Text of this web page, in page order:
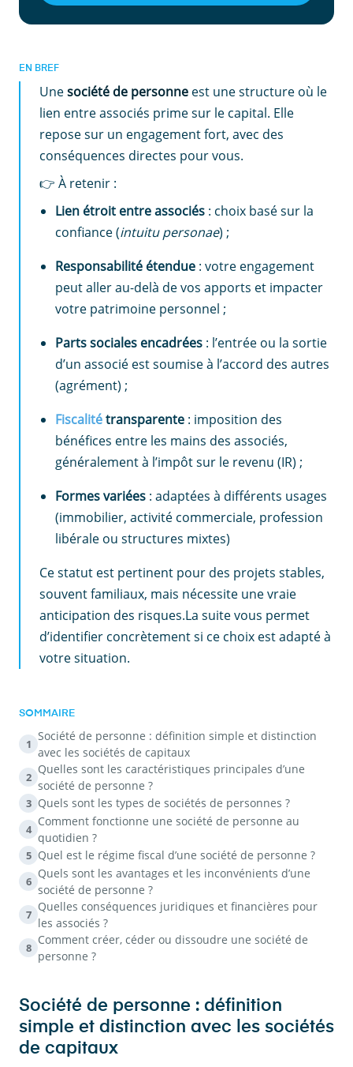
EN BREF
Unesociété de personne est une structure où le
lien entre associés prime sur le capital. Elle
repose sur un engagement fort, avec des
conséquences directes pour vous.
👉 À retenir :
Lien étroit entre associés : choix basé sur la
confiance (intuitu personae) ;
Responsabilité étendue : votre engagement
peut aller au-delà de vos apports et impacter
votre patrimoine personnel ;
Parts sociales encadrées : l’entrée ou la sortie
d’un associé est soumise à l’accord des autres
(agrément) ;
Fiscalitétransparente : imposition des
bénéfices entre les mains des associés,
généralement à l’impôt sur le revenu (IR) ;
Formes variées : adaptées à différents usages
(immobilier, activité commerciale, profession
libérale ou structures mixtes)
Ce statut est pertinent pour des projets stables,
souvent familiaux, mais nécessite une vraie
anticipation des risques.La suite vous permet
d’identifier concrètement si ce choix est adapté à
votre situation.
SOMMAIRE
1
Société de personne : définition simple et distinction
avec les sociétés de capitaux
2
Quelles sont les caractéristiques principales d’une
société de personne ?
3 Quels sont les types de sociétés de personnes ?
4
Comment fonctionne une société de personne au
quotidien ?
5 Quel est le régime fiscal d’une société de personne ?
6
Quels sont les avantages et les inconvénients d’une
société de personne ?
7
Quelles conséquences juridiques et financières pour
les associés ?
8
Comment créer, céder ou dissoudre une société de
personne ?
Société de personne : définition
simple et distinction avec les sociétés
de capitaux